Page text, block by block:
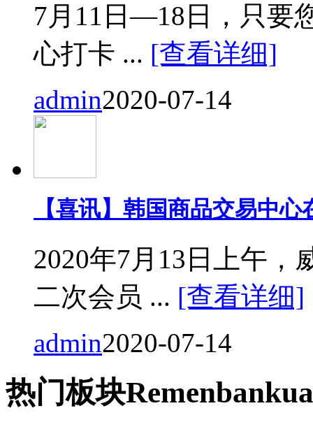
7月11日—18日，只要
心打卡 ... [查看详细]
admin2020-07-14
【喜讯】韩国商品交易中
2020年7月13日上午，
二次会员 ... [查看详细]
admin2020-07-14
热门板块Remen